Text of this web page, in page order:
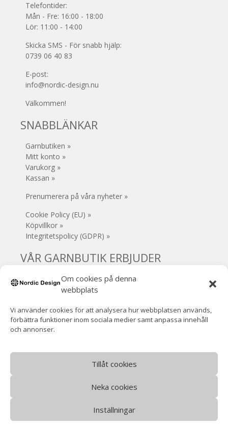
Om cookies på denna
webbplats
Vi använder cookies för att analysera hur webbplatsen används,
förbättra funktioner inom sociala medier samt anpassa innehåll
och annonser.
Tillåt cookies
Neka cookies
Inställningar
Telefontider:
Mån - Fre: 16:00 - 18:00
Lör: 11:00 - 14:00
Skicka SMS - För snabb hjälp:
0739 06 40 83
E-post:
info@nordic-design.nu
Välkommen!
SNABBLÄNKAR
Garnbutiken »
Mitt konto »
Varukorg »
Kassan »
Prenumerera på våra nyheter »
Cookie Policy (EU) »
Köpvillkor »
Integritetspolicy (GDPR) »
VÅR GARNBUTIK ERBJUDER
• Säker e-handel
• Gratis frakt (Sverige) vid köp över 1000 kr
• Inga extra avgifter
• Supersnabb leverans!
• Handla / hämta garnet i Mjölby
• VOEC-registrerad (Norge)
Norsk moms ingår (ingen tullavgift)